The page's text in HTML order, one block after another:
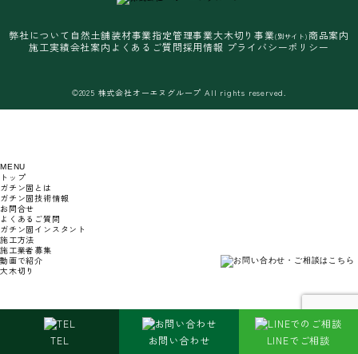
弊社について 自然土舗装材事業指定管理事業大木切り事業(別サイト)商品案内
施工実績会社案内 よくあるご質問採用情報 プライバシーポリシー
©2025 株式会社オーエヌグループ All rights reserved.
TEL お問い合わせ LINEでご相談
MENU
トップ
ガチン固とは
ガチン固技術情報
お問合せ
よくあるご質問
ガチン固インスタント
施工方法
施工業者募集
動画で紹介
大木切り